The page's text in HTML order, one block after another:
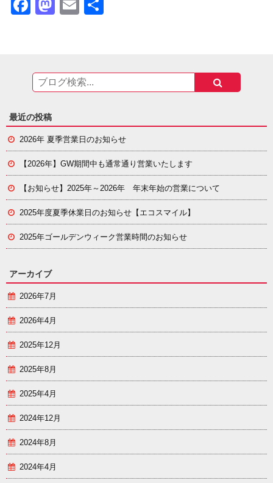
Facebook
Mastodon
Email
最近の投稿
2026年 夏季営業日のお知らせ
【2026年】GW期間中も通常通り営業いたします
【お知らせ】 2025年～2026年 年末年始の営業について
2025年度夏季休業日のお知らせ【エコスマイル】
2025年ゴールデンウィーク営業時間のお知らせ
アーカイブ
2026年7月
2026年4月
2025年12月
2025年8月
2025年4月
2024年12月
2024年8月
2024年4月